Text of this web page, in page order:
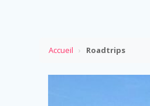
Accueil › Roadtrips